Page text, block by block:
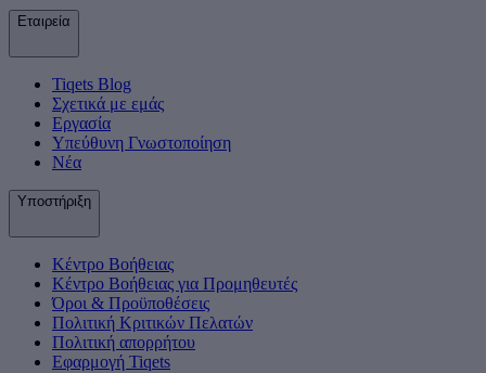
Εταιρεία
Tiqets Βlog
Σχετικά με εμάς
Εργασία
Υπεύθυνη Γνωστοποίηση
Νέα
Υποστήριξη
Κέντρο Βοήθειας
Κέντρο Βοήθειας για Προμηθευτές
Όροι & Προϋποθέσεις
Πολιτική Κριτικών Πελατών
Πολιτική απορρήτου
Εφαρμογή Tiqets